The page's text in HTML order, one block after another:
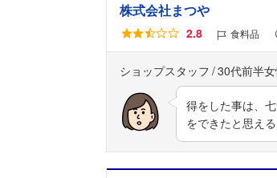
株式会社まつや
2.8 食料品
ショップスタッフ 30代前半
得をした事は、
をできたと思え